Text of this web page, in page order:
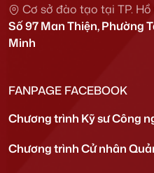
Cơ sở đào tạo tại TP.
Số 97 Man Thiện, Phường
Minh
FANPAGE FACEBOOK
Chương trình Kỹ sư Công
Chương trình Cử nhân